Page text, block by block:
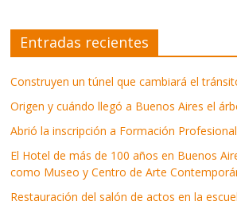
Entradas recientes
Construyen un túnel que cambiará el
Origen y cuándo llegó a Buenos Aires el
Abrió la inscripción a Formación
El Hotel de más de 100 años en Buenos
como Museo y Centro de Arte
Restauración del salón de actos en la